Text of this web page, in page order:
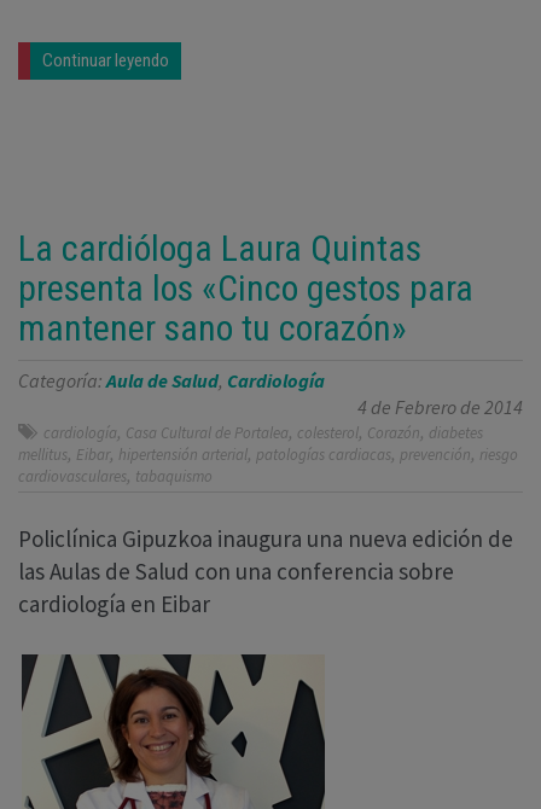
Continuar leyendo
La cardióloga Laura Quintas
presenta los «Cinco gestos para
mantener sano tu corazón»
Categoría:Aula de Salud, Cardiología
4 de Febrero de 2014
cardiología, Casa Cultural de Portalea, colesterol, Corazón, diabetes
mellitus, Eibar, hipertensión arterial, patologías cardiacas, prevención, riesgo
cardiovasculares, tabaquismo
Policlínica Gipuzkoa inaugura una nueva edición de
las Aulas de Salud con una conferencia sobre
cardiología en Eibar